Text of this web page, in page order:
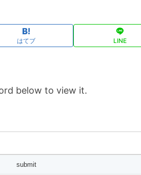
はてブ LINE
below to view it.